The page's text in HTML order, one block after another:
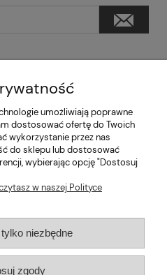
konto
© mabaje
Shoper Premium
umożliwiają poprawne
dostosować ofertę do Twoich
wykorzystanie przez nas
do sklepu lub dostosować
wybierając opcję "Dostosuj
w naszej Polityce
niezbędne
zgody